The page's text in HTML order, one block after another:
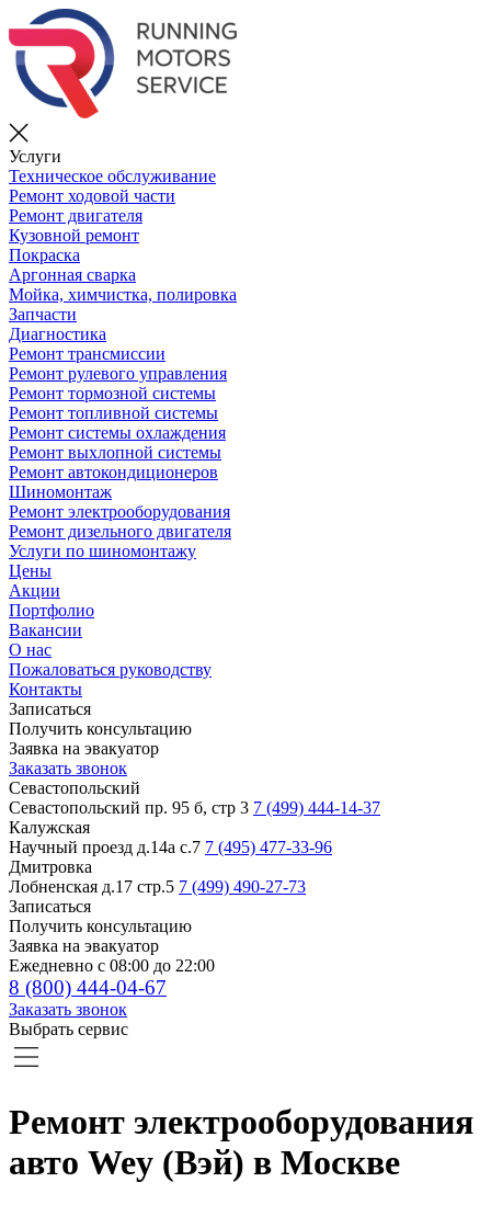
Услуги
Техническое обслуживание
Ремонт ходовой части
Ремонт двигателя
Кузовной ремонт
Покраска
Аргонная сварка
Мойка, химчистка, полировка
Запчасти
Диагностика
Ремонт трансмиссии
Ремонт рулевого управления
Ремонт тормозной системы
Ремонт топливной системы
Ремонт системы охлаждения
Ремонт выхлопной системы
Ремонт автокондиционеров
Шиномонтаж
Ремонт электрооборудования
Ремонт дизельного двигателя
Услуги по шиномонтажу
Цены
Акции
Портфолио
Вакансии
О нас
Пожаловаться руководству
Контакты
Записаться
Получить консультацию
Заявка на эвакуатор
Заказать звонок
Севастопольский
Севастопольский пр. 95 б, стр 3 7 (499) 444-14-37
Калужская
Научный проезд д.14а с.7 7 (495) 477-33-96
Дмитровка
Лобненская д.17 стр.5 7 (499) 490-27-73
Записаться
Получить консультацию
Заявка на эвакуатор
Ежедневно с 08:00 до 22:00
8 (800) 444-04-67
Заказать звонок
Выбрать сервис
Ремонт электрооборудования
авто Wey (Вэй) в Москве